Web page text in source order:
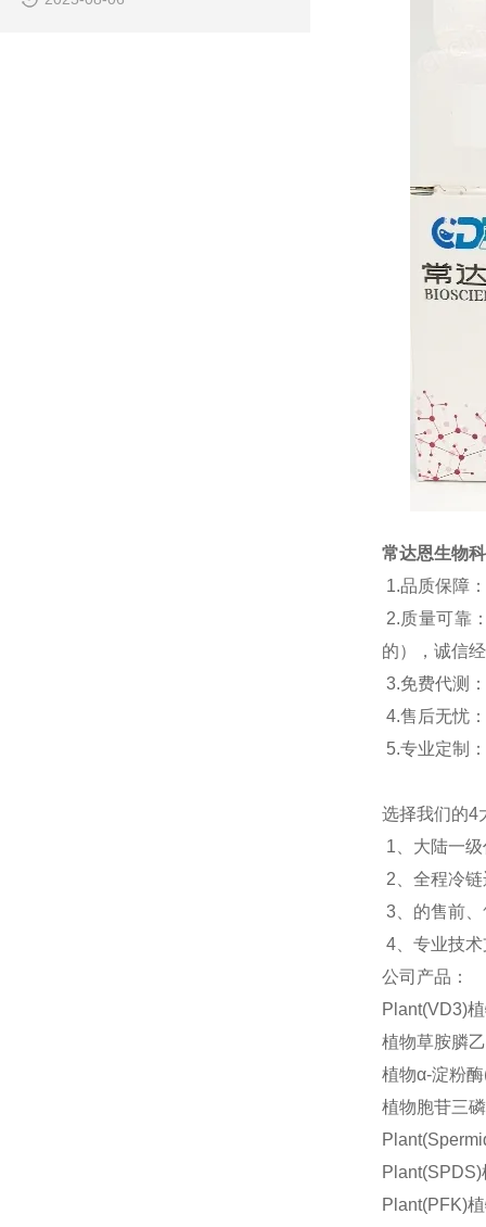
常达恩生物
1.品质保障
2.质量可靠
的），诚信
3.免费代测
4.售后无忧：
5.专业定制
选择我们的4
1 、大陆一
2 、全程冷
3、的售前
4、专业技
公司产品：
Plant(VD3)
植物草胺膦
植物α-淀粉
植物胞苷三
Plant(PFK)